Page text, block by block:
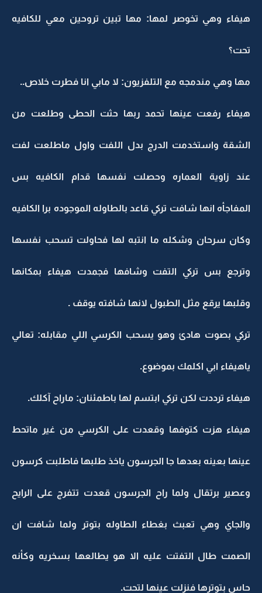
هيفاء وهي تخوصر لمها: مها تبين تروحين معي للكافيه
تحت؟
مها وهي مندمجه مع التلفزيون: لا مابي انا فطرت خلاص..
هيفاء رفعت عينها تحمد ربها حثت الحطى وطلعت من
الشقة واستخدمت الدرج بدل اللفت واول ماطلعت لفت
عند زاوية العماره وحصلت نفسها قدام الكافيه بس
المفاجأه انها شافت تركي قاعد بالطاوله الموجوده برا الكافيه
وكان سرحان وشكله ما انتبه لها فحاولت تسحب نفسها
وترجع بس تركي التفت وشافها فجمدت هيفاء بمكانها
وقلبها يرقع مثل الطبول لانها شافته يوقف .
تركي بصوت هادئ وهو يسحب الكرسي اللي مقابله: تعالي
ياهيفاء ابي اكلمك بموضوع.
هيفاء ترددت لكن تركي ابتسم لها باطمئنان: ماراح آكلك.
هيفاء هزت كتوفها وقعدت على الكرسي من غير ماتحط
عينها بعينه بعدها جا الجرسون ياخذ طلبها فاطلبت كرسون
وعصير برتقال ولما راح الجرسون قعدت تتفرج على الرايح
والجاي وهي تعبث بغطاء الطاوله بتوتر ولما شافت ان
الصمت طال التفتت عليه الا هو يطالعها بسخريه وكأنه
حاس بتوترها فنزلت عينها لتحت.